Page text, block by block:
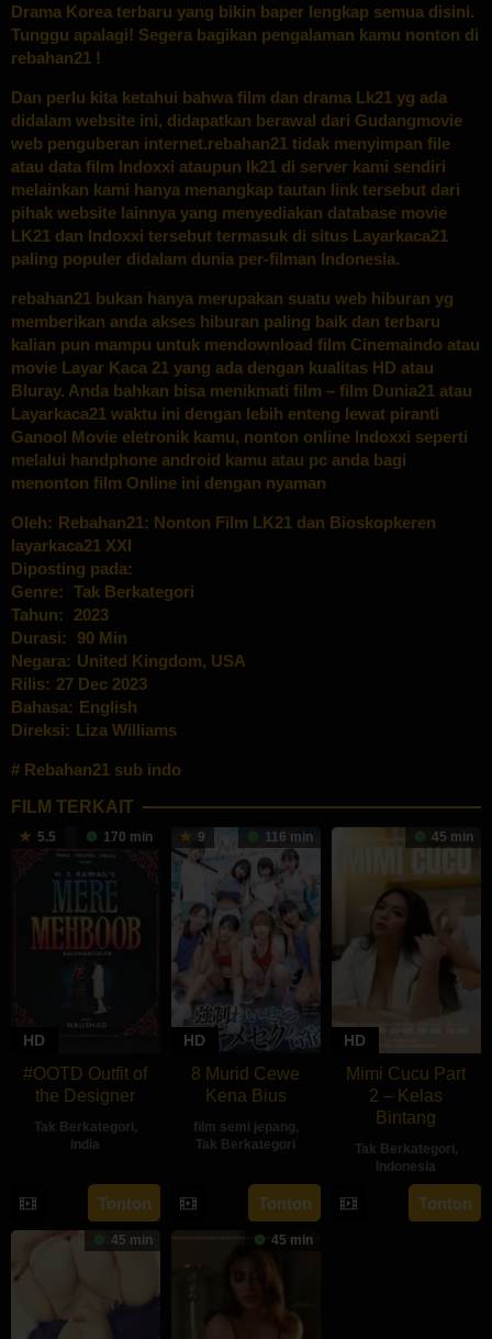
Drama Korea terbaru yang bikin baper lengkap semua disini.
Tunggu apalagi! Segera bagikan pengalaman kamu nonton di
rebahan21 !
Dan perlu kita ketahui bahwa film dan drama Lk21 yg ada
didalam website ini, didapatkan berawal dari Gudangmovie
web penguberan internet.rebahan21 tidak menyimpan file
atau data film Indoxxi ataupun lk21 di server kami sendiri
melainkan kami hanya menangkap tautan link tersebut dari
pihak website lainnya yang menyediakan database movie
LK21 dan Indoxxi tersebut termasuk di situs Layarkaca21
paling populer didalam dunia per-filman Indonesia.
rebahan21 bukan hanya merupakan suatu web hiburan yg
memberikan anda akses hiburan paling baik dan terbaru
kalian pun mampu untuk mendownload film Cinemaindo atau
movie Layar Kaca 21 yang ada dengan kualitas HD atau
Bluray. Anda bahkan bisa menikmati film – film Dunia21 atau
Layarkaca21 waktu ini dengan lebih enteng lewat piranti
Ganool Movie eletronik kamu, nonton online Indoxxi seperti
melalui handphone android kamu atau pc anda bagi
menonton film Online ini dengan nyaman
Oleh: Rebahan21: Nonton Film LK21 dan Bioskopkeren
layarkaca21 XXI
Diposting pada:
Genre: Tak Berkategori
Tahun:
2023
Durasi:
90 Min
Negara: United Kingdom, USA
Rilis: 27 Dec 2023
Bahasa: English
Direksi: Liza Williams
Rebahan21 sub indo
FILM TERKAIT
5.5 170 min
HD
#OOTD Outfit of
the Designer
Tak Berkategori,
India
2
Jan
1963
Harnam
Singh
Rawail
Tonton
9 116 min
HD
8 Murid Cewe
Kena Bius
film semi jepang,
Tak Berkategori
Tonton
45 min
HD
Mimi Cucu Part
2 – Kelas
Bintang
Tak Berkategori,
Indonesia
Tonton
45 min 45 min